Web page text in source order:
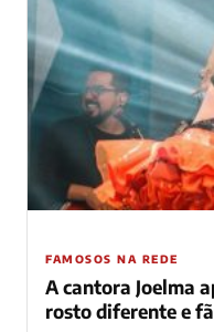
FAMOSOS NA REDE
A cantora Joelma
rosto diferente e